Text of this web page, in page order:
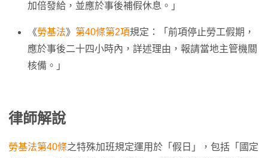
加倍發給，並應於事後補假休息。」
《勞基法》 第40條第2項規定：「前項停止勞工假期，
應於事後二十四小時內，詳述理由，報請當地主管機關
核備。」
律師解說
勞基法第40條之特殊加班規定運用於「假日」，包括「國定